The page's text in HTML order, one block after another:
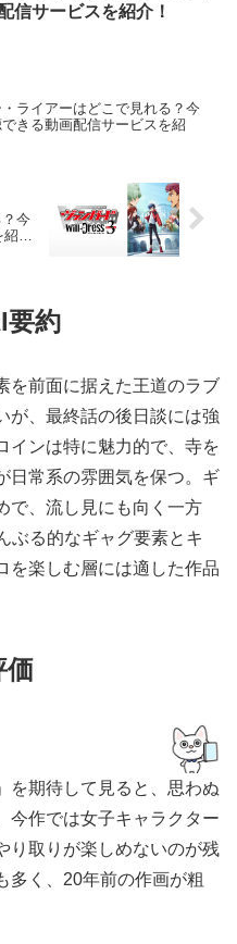
信サービスを紹介！
ライアーはどこで見れる？今
きる動画配信サービスを紹
今
紹
要約
を前面に据えた王道のラブ
が、最終話の後日談には強
インは特に魅力的で、寺を
日常系の雰囲気を保つ。ギ
で、流し見にも向く一方
ぶる的なギャグ要素とキ
を楽しむ層には適した作品
価
を期待して見ると、思わぬ
今作では女子キャラクター
り取りが楽しめないのが残
多く、20年前の作画が粗